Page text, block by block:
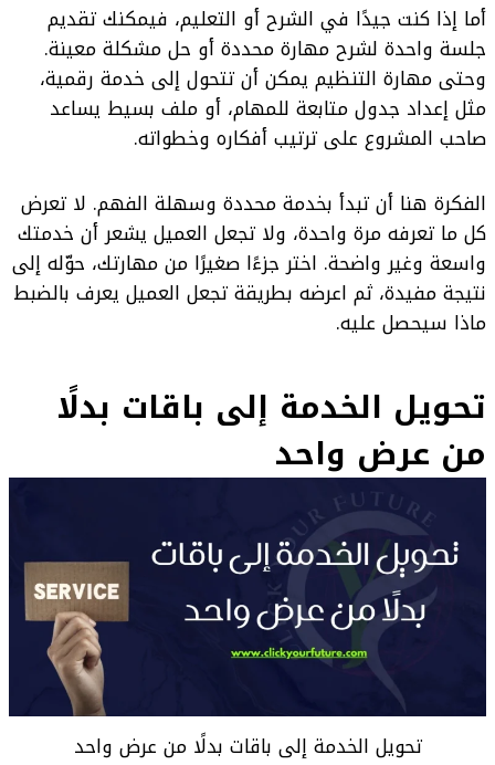
أما إذا كنت جيدًا في الشرح أو التعليم، فيمكنك تقديم
جلسة واحدة لشرح مهارة محددة أو حل مشكلة معينة.
وحتى مهارة التنظيم يمكن أن تتحول إلى خدمة رقمية،
مثل إعداد جدول متابعة للمهام، أو ملف بسيط يساعد
صاحب المشروع على ترتيب أفكاره وخطواته.
الفكرة هنا أن تبدأ بخدمة محددة وسهلة الفهم. لا تعرض
كل ما تعرفه مرة واحدة، ولا تجعل العميل يشعر أن خدمتك
واسعة وغير واضحة. اختر جزءًا صغيرًا من مهارتك، حوّله إلى
نتيجة مفيدة، ثم اعرضه بطريقة تجعل العميل يعرف بالضبط
ماذا سيحصل عليه.
تحويل الخدمة إلى باقات بدلًا
من عرض واحد
تحويل الخدمة إلى باقات بدلًا من عرض واحد